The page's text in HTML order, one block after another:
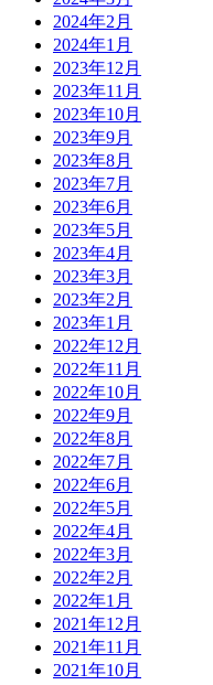
2024年2月
2024年1月
2023年12月
2023年11月
2023年10月
2023年9月
2023年8月
2023年7月
2023年6月
2023年5月
2023年4月
2023年3月
2023年2月
2023年1月
2022年12月
2022年11月
2022年10月
2022年9月
2022年8月
2022年7月
2022年6月
2022年5月
2022年4月
2022年3月
2022年2月
2022年1月
2021年12月
2021年11月
2021年10月